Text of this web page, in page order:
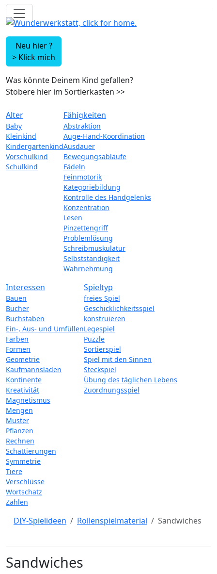
Neu hier ?
> Klick mich
Was könnte Deinem Kind gefallen?
Stöbere hier im Sortierkasten >>
Alter
Baby
Kleinkind
Kindergartenkind
Vorschulkind
Schulkind
Fähigkeiten
Abstraktion
Auge-Hand-Koordination
Ausdauer
Bewegungsabläufe
Fädeln
Feinmotorik
Kategoriebildung
Kontrolle des Handgelenks
Konzentration
Lesen
Pinzettengriff
Problemlösung
Schreibmuskulatur
Selbstständigkeit
Wahrnehmung
Interessen
Bauen
Bücher
Buchstaben
Ein-, Aus- und Umfüllen
Farben
Formen
Geometrie
Kaufmannsladen
Kontinente
Kreativität
Magnetismus
Mengen
Muster
Pflanzen
Rechnen
Schattierungen
Symmetrie
Tiere
Verschlüsse
Wortschatz
Zahlen
Spieltyp
freies Spiel
Geschicklichkeitsspiel
konstruieren
Legespiel
Puzzle
Sortierspiel
Spiel mit den Sinnen
Steckspiel
Übung des täglichen Lebens
Zuordnungsspiel
DIY-Spielideen Rollenspielmaterial Sandwiches
Sandwiches